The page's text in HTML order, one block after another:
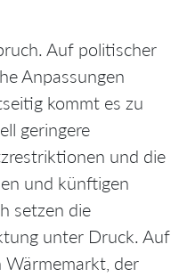
Auf politischer
Anpassungen
kommt es zu
geringere
und die
und künftigen
setzen die
unter Druck. Auf
Wärmemarkt, der